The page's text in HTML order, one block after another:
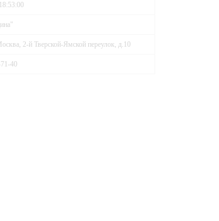
2-й Тверской-Ямской переулок, д.10
40